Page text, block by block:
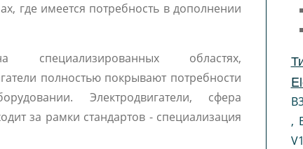
где имеется потребность в дополнении
специализированных областях,
полностью покрывают потребности
Электродвигатели, сфера
за рамки стандартов - специализация
,